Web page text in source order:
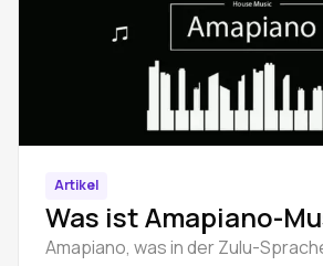
Artikel
Was ist Amapiano-
Amapiano, was in der Zulu-